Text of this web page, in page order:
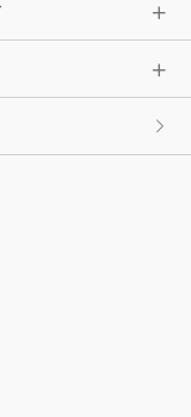
土岐田騰馬）
＞②（長谷川雄